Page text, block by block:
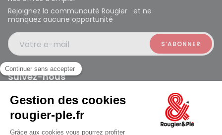
Ferme à 19:00
Rejoignez la communauté Rougier et ne
manquez aucune opportunité
Votre e-mail
Suivez-nous
Rougier et Plé 2024 Copyright